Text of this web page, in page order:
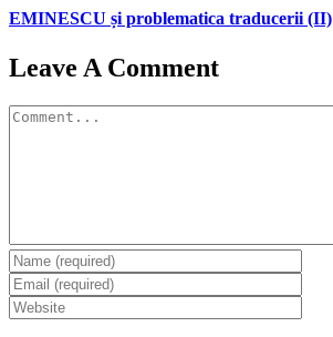
EMINESCU și problematica traducerii (II)
Leave A Comment
Comment